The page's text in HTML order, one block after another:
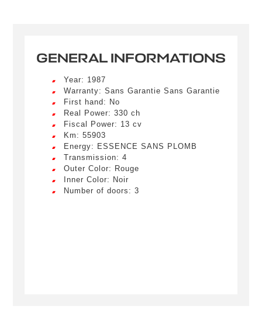
Créer une alerte
Remplissez le formulaire ci-dessous pour recevoir
une notification par e-mail dès qu’un véhicule
correspondant à vos critères sera disponible.
Civility *
GENERAL INFORMATIONS
Year: 1987
Warranty: Sans Garantie Sans Garantie
First hand: No
Real Power: 330 ch
Fiscal Power: 13 cv
Km: 55903
Energy: ESSENCE SANS PLOMB
Transmission: 4
Outer Color: Rouge
Inner Color: Noir
Number of doors: 3